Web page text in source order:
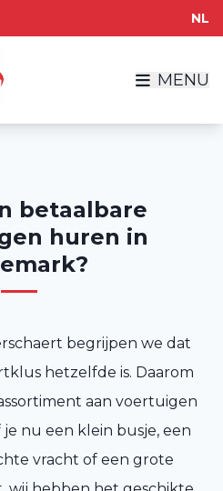
NL
MENU
betaalbare
huren in
begrijpen we dat
hetzelfde is. Daarom
aan voertuigen
nu een klein busje, een
vracht of een grote